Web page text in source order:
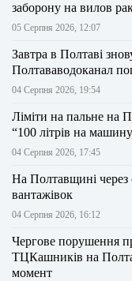
заборону на вилов
05 Серпня 2026, 12:07
Завтра в Полтаві
Полтававодоканал
04 Серпня 2026, 19:54
Ліміти на пальне на
“100 літрів на
04 Серпня 2026, 17:45
На Полтавщині
вантажівок
04 Серпня 2026, 16:12
Чергове порушення
ТЦКашників на
момент